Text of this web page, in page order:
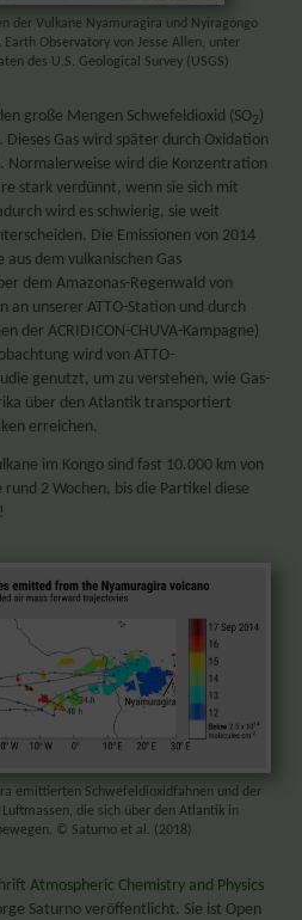
der Vulkane Nyamuragira und Nyiragongo
Observatory von Jesse Allen, unter
des U.S. Geological Survey (USGS)
große Mengen Schwefeldioxid (SO2)
Gas wird später durch Oxidation
Normalerweise wird die Konzentration
stark verdünnt, wenn sie sich mit
wird es schwierig, sie weit
Die Emissionen von 2014
dem vulkanischen Gas
dem Amazonas-Regenwald von
unserer ATTO-Station und durch
der ACRIDICON-CHUVA-Kampagne)
wird von ATTO-
genutzt, um zu verstehen, wie Gas-
über den Atlantik transportiert
erreichen.
im Kongo sind fast 10.000 km von
2 Wochen, bis die Partikel diese
emittierten Schwefeldioxidfahnen und der
die sich über den Atlantik in
© Saturno et al. (2018)
Atmospheric Chemistry and Physics
Saturno veröffentlicht. Sie ist Open